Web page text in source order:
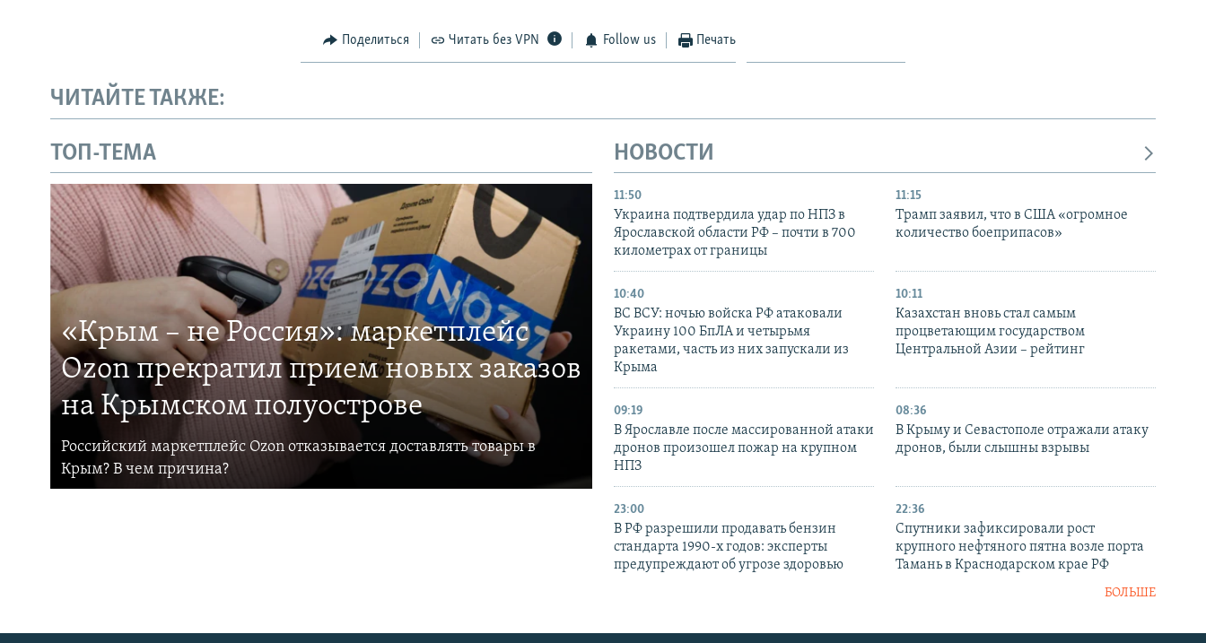
Поделиться Читать без VPN Follow us Печать
ЧИТАЙТЕ ТАКЖЕ:
ТОП-ТЕМА
«Крым – не Россия»: маркетплейс
Ozon прекратил прием новых заказов
на Крымском полуострове
Российский маркетплейс Ozon отказывается доставлять товары в
Крым? В чем причина?
НОВОСТИ
11:50
Украина подтвердила удар по НПЗ в
Ярославской области РФ – почти в 700
километрах от границы
11:15
Трамп заявил, что в США «огромное
количество боеприпасов»
10:40
ВС ВСУ: ночью войска РФ атаковали
Украину 100 БпЛА и четырьмя
ракетами, часть из них запускали из
Крыма
10:11
Казахстан вновь стал самым
процветающим государством
Центральной Азии – рейтинг
09:19
В Ярославле после массированной атаки
дронов произошел пожар на крупном
НПЗ
08:36
В Крыму и Севастополе отражали атаку
дронов, были слышны взрывы
23:00
В РФ разрешили продавать бензин
стандарта 1990-х годов: эксперты
предупреждают об угрозе здоровью
22:36
Спутники зафиксировали рост
крупного нефтяного пятна возле порта
Тамань в Краснодарском крае РФ
БОЛЬШЕ